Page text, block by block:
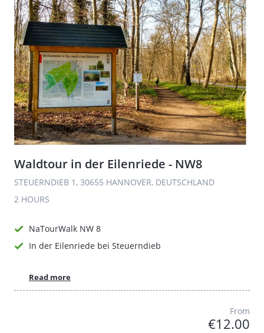
Waldtour in der Eilenriede - NW8
STEUERNDIEB 1, 30655 HANNOVER, DEUTSCHLAND
2 HOURS
NaTourWalk NW 8
In der Eilenriede bei Steuerndieb
Read more
From
€12.00